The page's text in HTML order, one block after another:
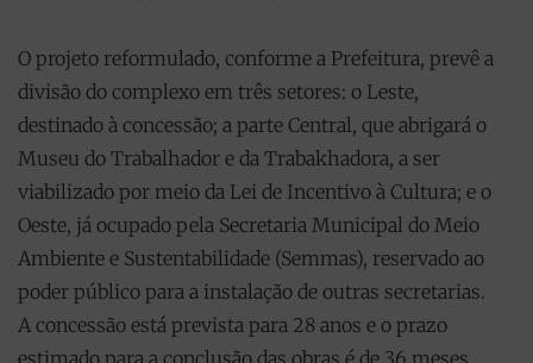
O projeto reformulado, conforme a Prefeitura, prevê a
divisão do complexo em três setores: o Leste,
destinado à concessão; a parte Central, que abrigará o
Museu do Trabalhador e da Trabakhadora, a ser
viabilizado por meio da Lei de Incentivo à Cultura; e o
Oeste, já ocupado pela Secretaria Municipal do Meio
Ambiente e Sustentabilidade (Semmas), reservado ao
poder público para a instalação de outras secretarias.
A concessão está prevista para 28 anos e o prazo
estimado para a conclusão das obras é de 36 meses.